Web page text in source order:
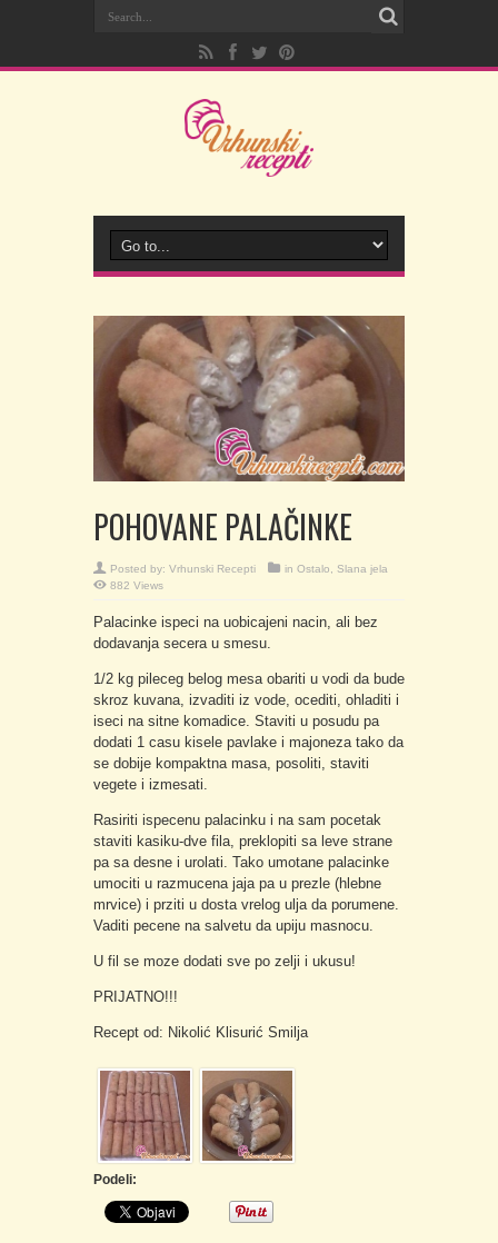
POHOVANE PALAČINKE
Posted by: Vrhunski Recepti in Ostalo
Slana jela
882 Views
Palacinke ispeci na uobicajeni nacin, ali bez
dodavanja secera u smesu.
1/2 kg pileceg belog mesa obariti u vodi da bude
skroz kuvana, izvaditi iz vode, ocediti, ohladiti i
iseci na sitne komadice. Staviti u posudu pa
dodati 1 casu kisele pavlake i majoneza tako da
se dobije kompaktna masa, posoliti, staviti
vegete i izmesati.
Rasiriti ispecenu palacinku i na sam pocetak
staviti kasiku-dve fila, preklopiti sa leve strane
pa sa desne i urolati. Tako umotane palacinke
umociti u razmucena jaja pa u prezle (hlebne
mrvice) i prziti u dosta vrelog ulja da porumene.
Vaditi pecene na salvetu da upiju masnocu.
U fil se moze dodati sve po zelji i ukusu!
PRIJATNO!!!
Recept od: Nikolić Klisurić Smilja
Podeli: